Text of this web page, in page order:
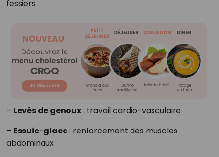
fessiers
– Levés de genoux: travail cardio-vasculaire
– Essuie-glace: renforcement des muscles
abdominaux